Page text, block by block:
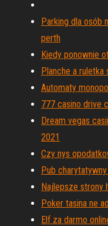
Parking dla osób
perth
Kiedy ponownie
Planche a
Automaty
777 casino drive
Dream vegas
2021
Czy nys
Pub
Najlepsze strony
Poker tasina ne
Elf za darmo